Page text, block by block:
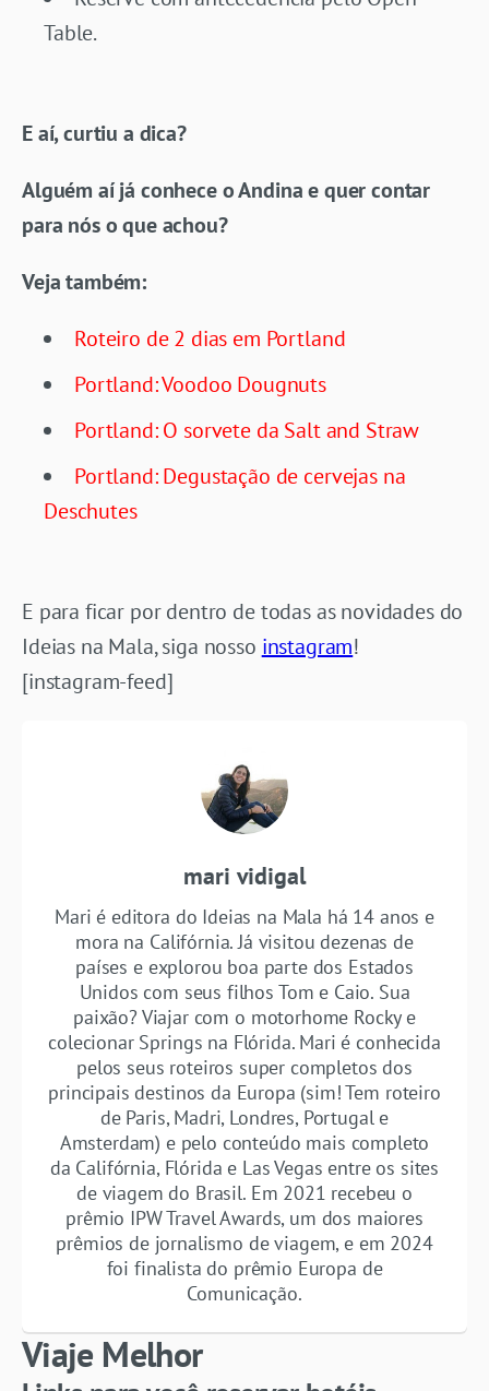
Table.
E aí, curtiu a dica?
Alguém aí já conhece o Andina e quer contar
para nós o que achou?
Veja também:
Roteiro de 2 dias em Portland
Portland: Voodoo Dougnuts
Portland: O sorvete da Salt and Straw
Portland: Degustação de cervejas na
Deschutes
E para ficar por dentro de todas as novidades do
Ideias na Mala, siga nosso instagram!
[instagram-feed]
mari vidigal
Mari é editora do Ideias na Mala há 14 anos e
mora na Califórnia. Já visitou dezenas de
países e explorou boa parte dos Estados
Unidos com seus filhos Tom e Caio. Sua
paixão? Viajar com o motorhome Rocky e
colecionar Springs na Flórida. Mari é conhecida
pelos seus roteiros super completos dos
principais destinos da Europa (sim! Tem roteiro
de Paris, Madri, Londres, Portugal e
Amsterdam) e pelo conteúdo mais completo
da Califórnia, Flórida e Las Vegas entre os sites
de viagem do Brasil. Em 2021 recebeu o
prêmio IPW Travel Awards, um dos maiores
prêmios de jornalismo de viagem, e em 2024
foi finalista do prêmio Europa de
Comunicação.
Viaje Melhor